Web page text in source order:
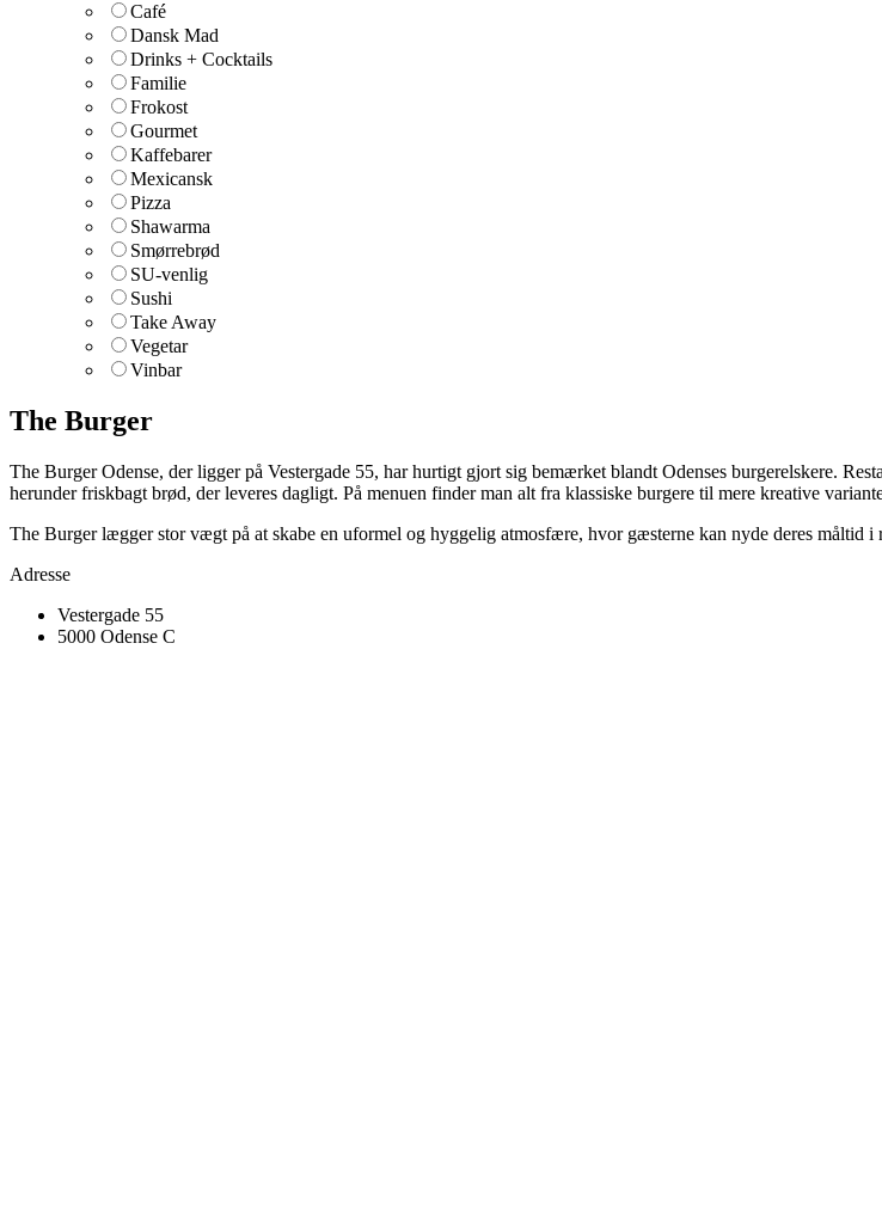
Café
Dansk Mad
Drinks + Cocktails
Familie
Frokost
Gourmet
Kaffebarer
Mexicansk
Pizza
Shawarma
Smørrebrød
SU-venlig
Sushi
Take Away
Vegetar
Vinbar
The Burger
The Burger Odense, der ligger på Vestergade 55, har hurtigt gjort sig bemærket blandt Odenses burgerelskere.
herunder friskbagt brød, der leveres dagligt. På menuen finder man alt fra klassiske burgere til mere kreative
The Burger lægger stor vægt på at skabe en uformel og hyggelig atmosfære, hvor gæsterne kan nyde deres måltid i
Adresse
Vestergade 55
5000 Odense C